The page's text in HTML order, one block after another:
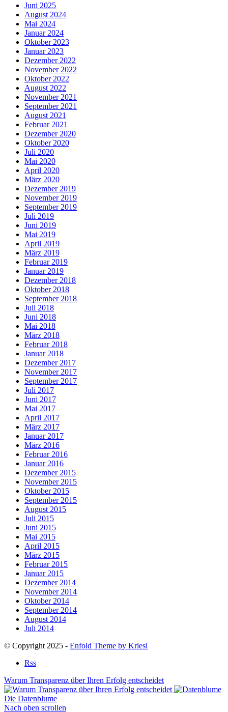
Juni 2025
August 2024
Mai 2024
Januar 2024
Oktober 2023
Januar 2023
Dezember 2022
November 2022
Oktober 2022
August 2022
November 2021
September 2021
August 2021
Februar 2021
Dezember 2020
Oktober 2020
Juli 2020
Mai 2020
April 2020
März 2020
Dezember 2019
November 2019
September 2019
Juli 2019
Juni 2019
Mai 2019
April 2019
März 2019
Februar 2019
Januar 2019
Dezember 2018
Oktober 2018
September 2018
Juli 2018
Juni 2018
Mai 2018
März 2018
Februar 2018
Januar 2018
Dezember 2017
November 2017
September 2017
Juli 2017
Juni 2017
Mai 2017
April 2017
März 2017
Januar 2017
März 2016
Februar 2016
Januar 2016
Dezember 2015
November 2015
Oktober 2015
September 2015
August 2015
Juli 2015
Juni 2015
Mai 2015
April 2015
März 2015
Februar 2015
Januar 2015
Dezember 2014
November 2014
Oktober 2014
September 2014
August 2014
Juli 2014
© Copyright 2025 - Enfold Theme by Kriesi
Rss
Warum Transparenz über Ihren Erfolg entscheidet
Die Datenblume
Nach oben scrollen